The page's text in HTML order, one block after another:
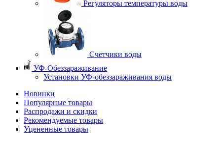
Регуляторы температуры воды
Счетчики воды
УФ-Обеззараживание
Установки УФ-обеззараживания воды
Новинки
Популярные товары
Распродажи и скидки
Рекомендуемые товары
Уцененные товары